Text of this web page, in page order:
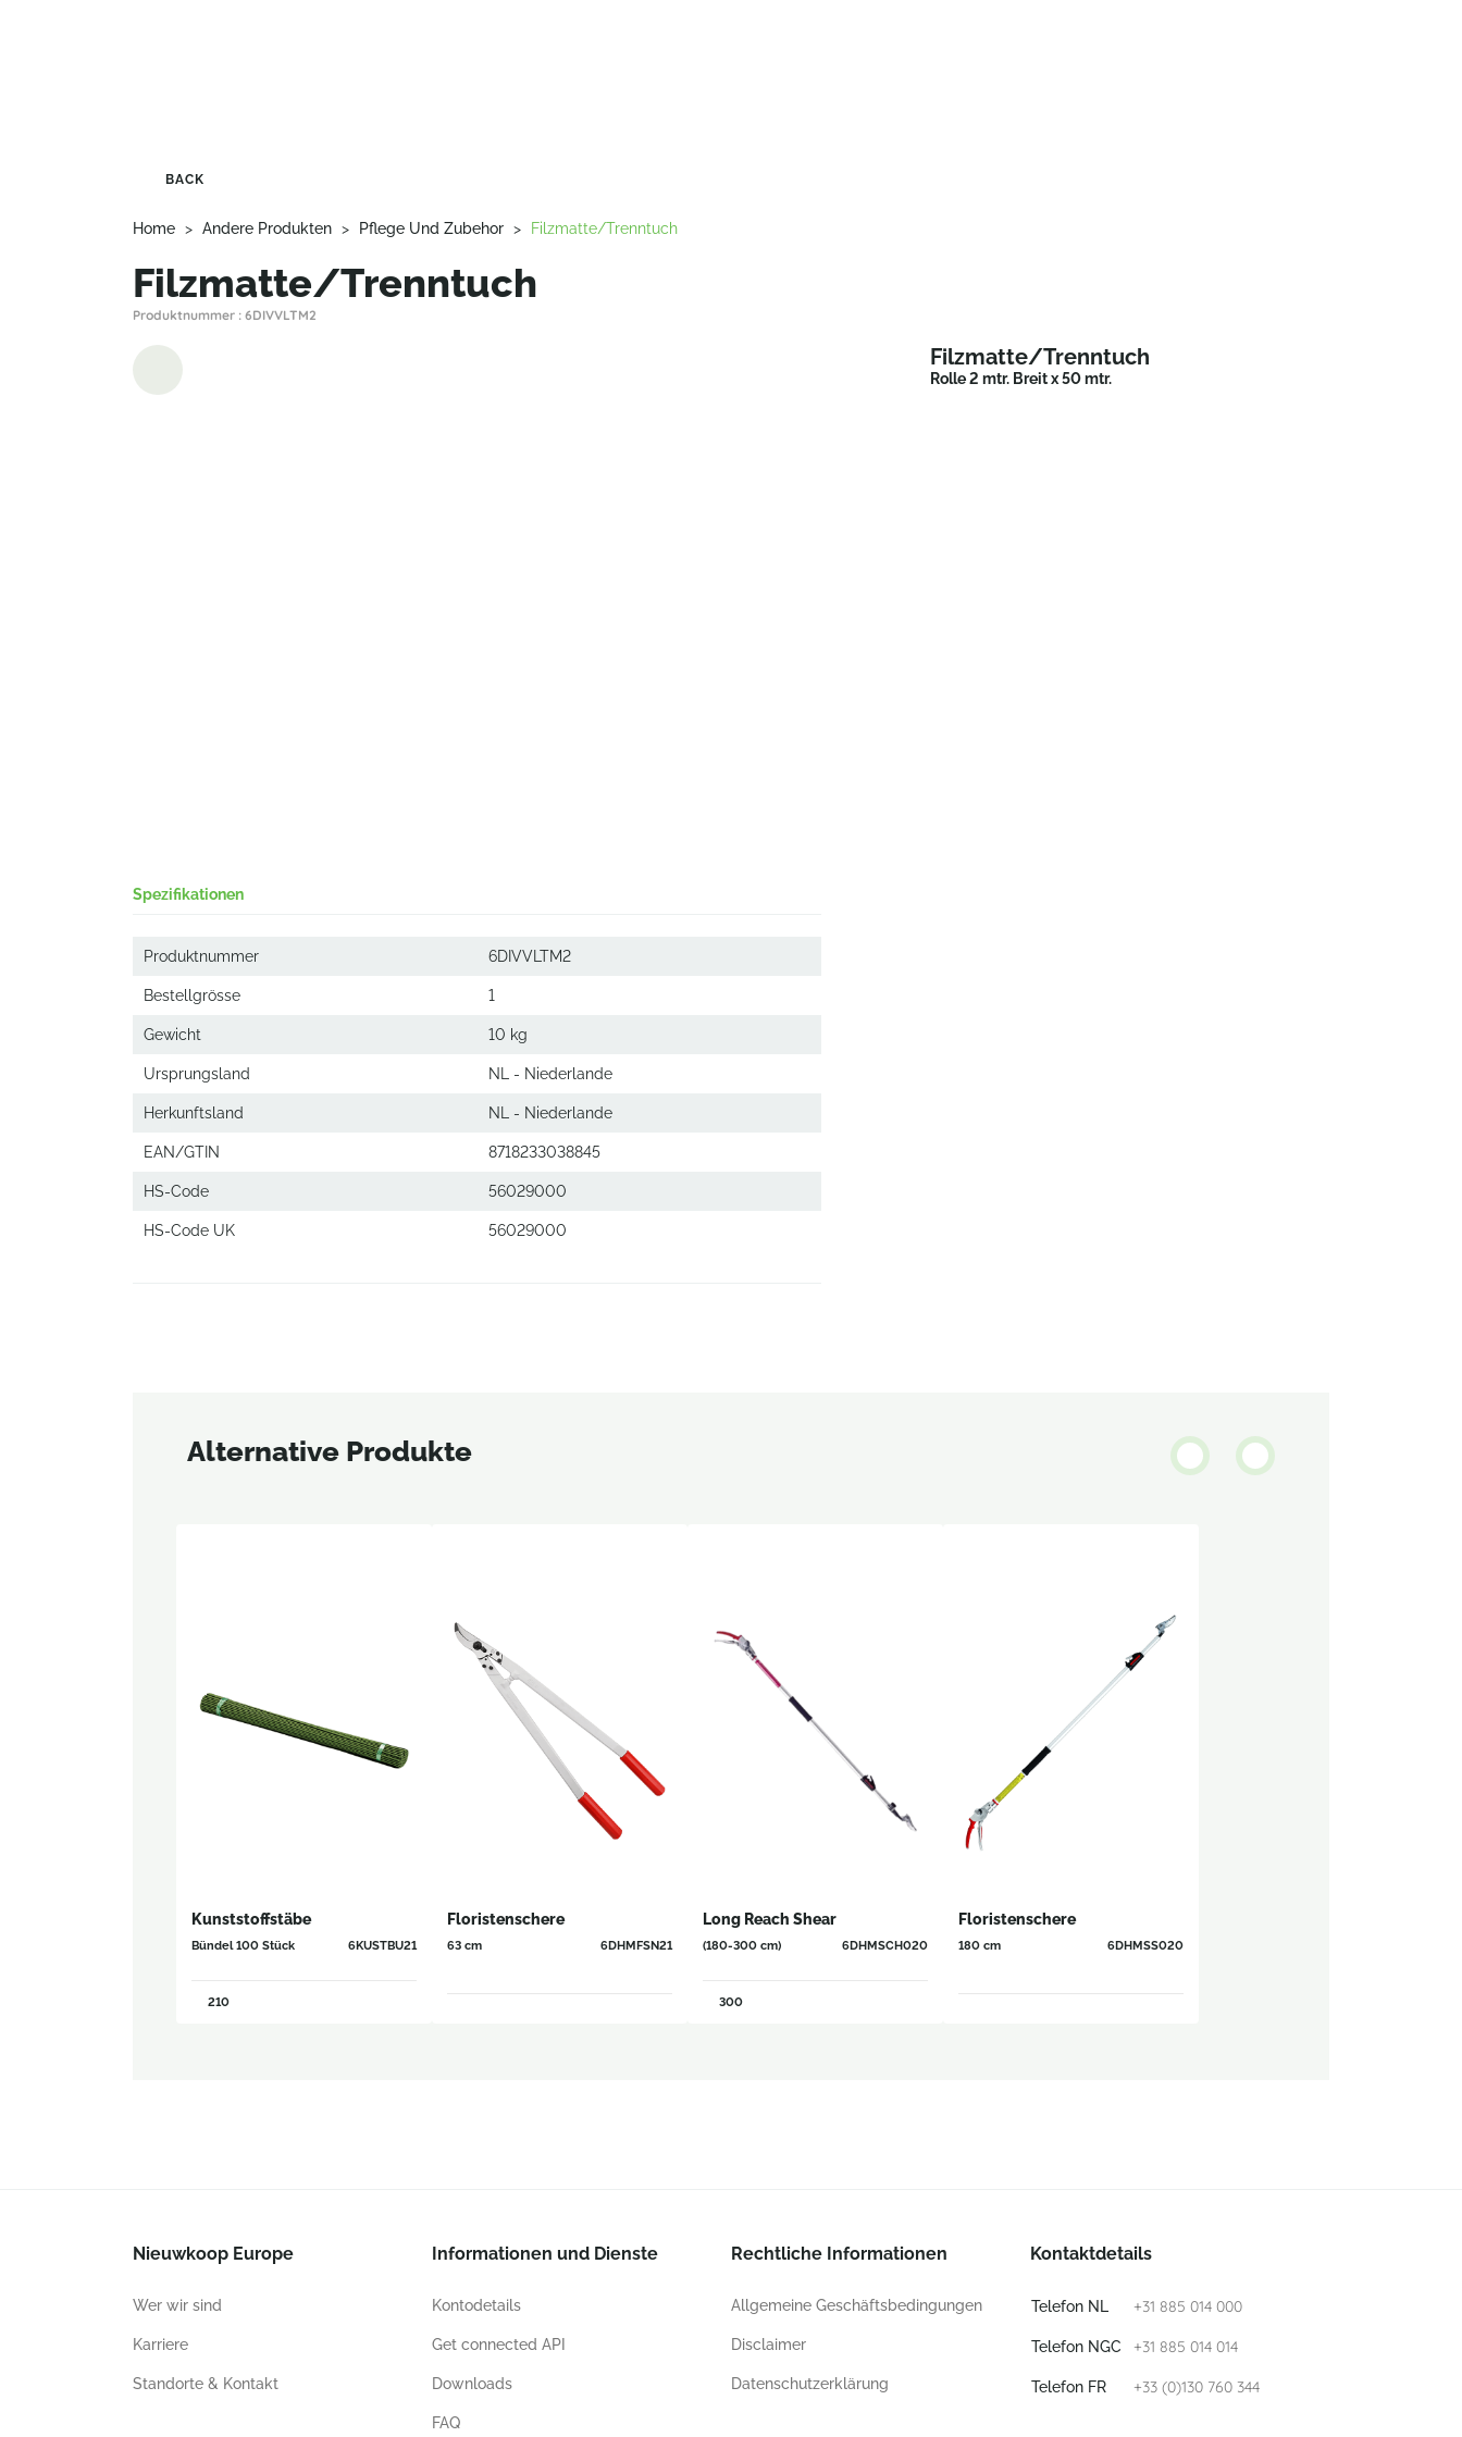
BACK
Home > Andere Produkten > Pflege Und Zubehor > Filzmatte/Trenntuch
Filzmatte/Trenntuch
Produktnummer : 6DIVVLTM2
Spezifikationen
Produktnummer 6DIVVLTM2
Bestellgrösse 1
Gewicht 10 kg
Ursprungsland NL - Niederlande
Herkunftsland NL - Niederlande
EAN/GTIN 8718233038845
HS-Code 56029000
HS-Code UK 56029000
Filzmatte/Trenntuch
Rolle 2 mtr. Breit x 50 mtr.
Alternative Produkte
Kunststoffstäbe
Bündel 100 Stück 6KUSTBU21
210
Floristenschere
63 cm 6DHMFSN21
Long Reach Shear
(180-300 cm) 6DHMSCH020
300
Floristenschere
180 cm 6DHMSS020
Nieuwkoop Europe
Wer wir sind
Karriere
Standorte & Kontakt
Informationen und Dienste
Kontodetails
Get connected API
Downloads
FAQ
Rechtliche Informationen
Allgemeine Geschäftsbedingungen
Disclaimer
Datenschutzerklärung
Kontaktdetails
Telefon NL +31 885 014 000
Telefon NGC +31 885 014 014
Telefon FR +33 (0)130 760 344